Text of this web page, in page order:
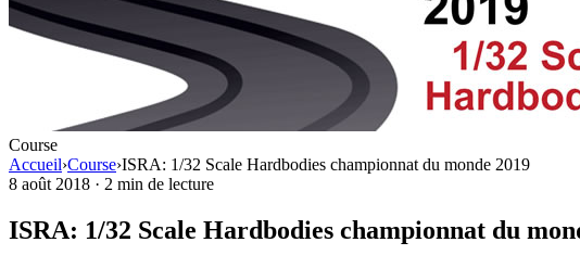
Course
Accueil›Course›ISRA: 1/32 Scale Hardbodies championnat du monde 2019
8 août 2018 · 2 min de lecture
ISRA: 1/32 Scale Hardbodies championnat du